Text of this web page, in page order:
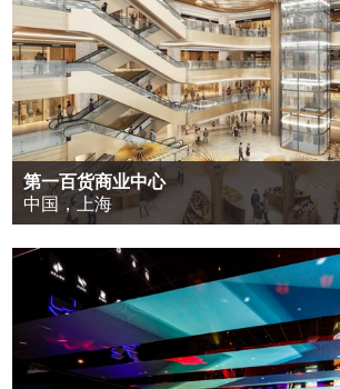
第一百货商业中心
中国，上海